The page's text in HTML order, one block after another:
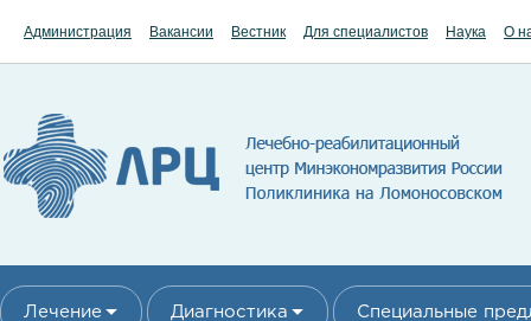
Администрация Вакансии Вестник Для специалистов Наука О
Лечение Диагностика Специальные